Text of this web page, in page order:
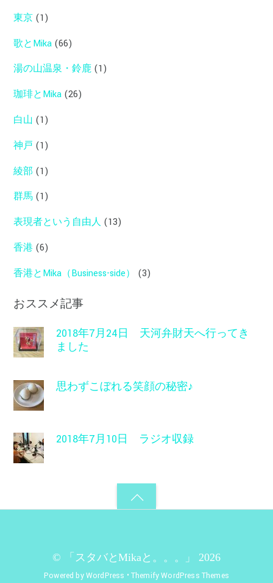
東京 (1)
歌とMika (66)
湯の山温泉・鈴鹿 (1)
珈琲とMika (26)
白山 (1)
神戸 (1)
綾部 (1)
群馬 (1)
表現者という自由人 (13)
香港 (6)
香港とMika（Business-side）
(3)
おススメ記事
2018年7月24日 天河弁財天へ行ってき
ました
思わずこぼれる笑顔の秘密♪
2018年7月10日 ラジオ収録
© 「スタバとMikaと。。。」 2026
Powered byWordPress • Themify WordPress Themes